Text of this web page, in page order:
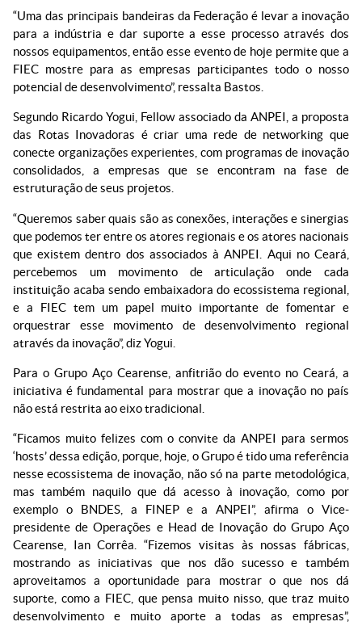
“Uma das principais bandeiras da Federação é levar a inovação
para a indústria e dar suporte a esse processo através dos
nossos equipamentos, então esse evento de hoje permite que a
FIEC mostre para as empresas participantes todo o nosso
potencial de desenvolvimento”, ressalta Bastos.
Segundo Ricardo Yogui, Fellow associado da ANPEI, a proposta
das Rotas Inovadoras é criar uma rede de networking que
conecte organizações experientes, com programas de inovação
consolidados, a empresas que se encontram na fase de
estruturação de seus projetos.
“Queremos saber quais são as conexões, interações e sinergias
que podemos ter entre os atores regionais e os atores nacionais
que existem dentro dos associados à ANPEI. Aqui no Ceará,
percebemos um movimento de articulação onde cada
instituição acaba sendo embaixadora do ecossistema regional,
e a FIEC tem um papel muito importante de fomentar e
orquestrar esse movimento de desenvolvimento regional
através da inovação”, diz Yogui.
Para o Grupo Aço Cearense, anfitrião do evento no Ceará, a
iniciativa é fundamental para mostrar que a inovação no país
não está restrita ao eixo tradicional.
“Ficamos muito felizes com o convite da ANPEI para sermos
‘hosts’ dessa edição, porque, hoje, o Grupo é tido uma referência
nesse ecossistema de inovação, não só na parte metodológica,
mas também naquilo que dá acesso à inovação, como por
exemplo o BNDES, a FINEP e a ANPEI”, afirma o Vice-
presidente de Operações e Head de Inovação do Grupo Aço
Cearense, Ian Corrêa. “Fizemos visitas às nossas fábricas,
mostrando as iniciativas que nos dão sucesso e também
aproveitamos a oportunidade para mostrar o que nos dá
suporte, como a FIEC, que pensa muito nisso, que traz muito
desenvolvimento e muito aporte a todas as empresas”,